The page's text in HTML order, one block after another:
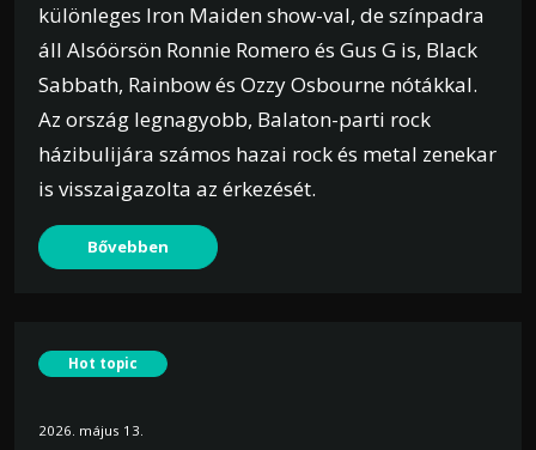
különleges Iron Maiden show-val, de színpadra
áll Alsóörsön Ronnie Romero és Gus G is, Black
Sabbath, Rainbow és Ozzy Osbourne nótákkal.
Az ország legnagyobb, Balaton-parti rock
házibulijára számos hazai rock és metal zenekar
is visszaigazolta az érkezését.
Bővebben
Hot topic
2026. május 13.